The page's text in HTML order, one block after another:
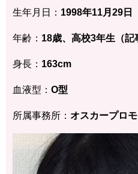
生年月日： 1998年11月29日
年齢： 18歳、高校3年生（記
身長： 163cm
血液型： O型
所属事務所： オスカープロ